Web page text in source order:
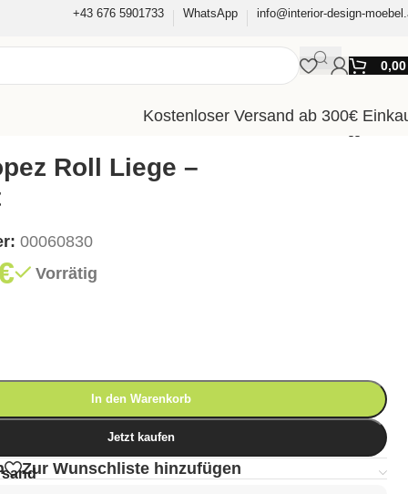
+43 676 5901733 WhatsApp info@interior-design-
Kostenloser Versand ab 300€
Roll Liege –
00060830
Vorrätig
In den Warenkorb
Jetzt kaufen
Zur Wunschliste hinzufügen